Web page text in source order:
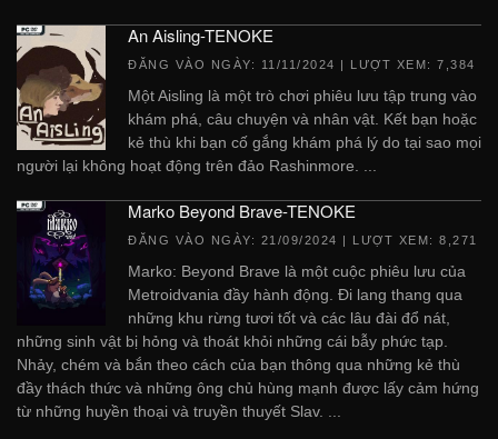
An Aisling-TENOKE
ĐĂNG VÀO NGÀY: 11/11/2024 | LƯỢT XEM: 7,384
Một Aisling là một trò chơi phiêu lưu tập trung vào
khám phá, câu chuyện và nhân vật. Kết bạn hoặc
kẻ thù khi bạn cố gắng khám phá lý do tại sao mọi
người lại không hoạt động trên đảo Rashinmore. ...
Marko Beyond Brave-TENOKE
ĐĂNG VÀO NGÀY: 21/09/2024 | LƯỢT XEM: 8,271
Marko: Beyond Brave là một cuộc phiêu lưu của
Metroidvania đầy hành động. Đi lang thang qua
những khu rừng tươi tốt và các lâu đài đổ nát,
những sinh vật bị hỏng và thoát khỏi những cái bẫy phức tạp.
Nhảy, chém và bắn theo cách của bạn thông qua những kẻ thù
đầy thách thức và những ông chủ hùng mạnh được lấy cảm hứng
từ những huyền thoại và truyền thuyết Slav. ...